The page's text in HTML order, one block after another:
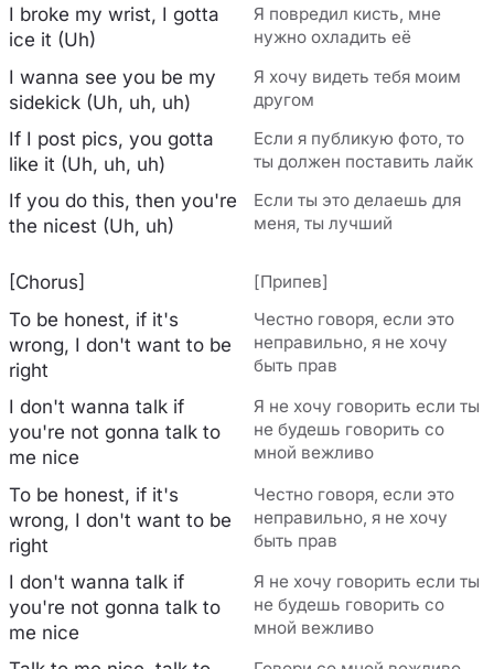
I broke my wrist, I gotta
ice it (Uh)
Я повредил кисть, мне
нужно охладить её
I wanna see you be my
sidekick (Uh, uh, uh)
Я хочу видеть тебя моим
другом
If I post pics, you gotta
like it (Uh, uh, uh)
Если я публикую фото, то
ты должен поставить лайк
If you do this, then you're
the nicest (Uh, uh)
Если ты это делаешь для
меня, ты лучший
[Chorus] [Припев]
To be honest, if it's
wrong, I don't want to be
right
Честно говоря, если это
неправильно, я не хочу
быть прав
I don't wanna talk if
you're not gonna talk to
me nice
Я не хочу говорить если ты
не будешь говорить со
мной вежливо
To be honest, if it's
wrong, I don't want to be
right
Честно говоря, если это
неправильно, я не хочу
быть прав
I don't wanna talk if
you're not gonna talk to
me nice
Я не хочу говорить если ты
не будешь говорить со
мной вежливо